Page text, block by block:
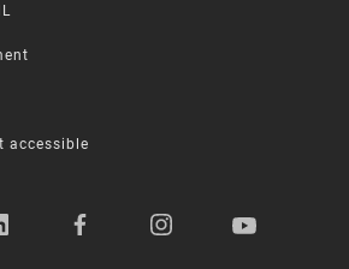
accessible